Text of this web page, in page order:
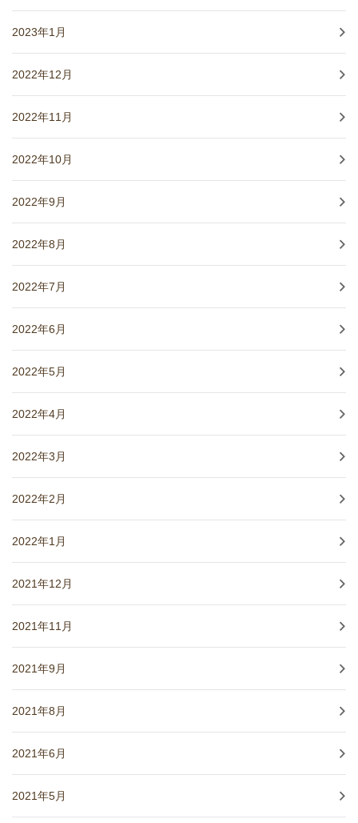
2023年1月
2022年12月
2022年11月
2022年10月
2022年9月
2022年8月
2022年7月
2022年6月
2022年5月
2022年4月
2022年3月
2022年2月
2022年1月
2021年12月
2021年11月
2021年9月
2021年8月
2021年6月
2021年5月